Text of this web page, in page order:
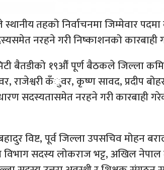
तहको निर्वाचनमा जिम्मेवार पदमा
नरहने गरी निष्काशनको कारबाही
बैतडीको १९औँ पूर्ण बैठकले जिल्ला
राजेश्वरी कँुवर, कृष्ण सावद, प्रदीप
सदस्यतासमेत नरहने गरी कारबाही
विष्ट, पूर्व जिल्ला उपसचिव मोहन
विभाग सदस्य लोकराज भट्ट, अखिल